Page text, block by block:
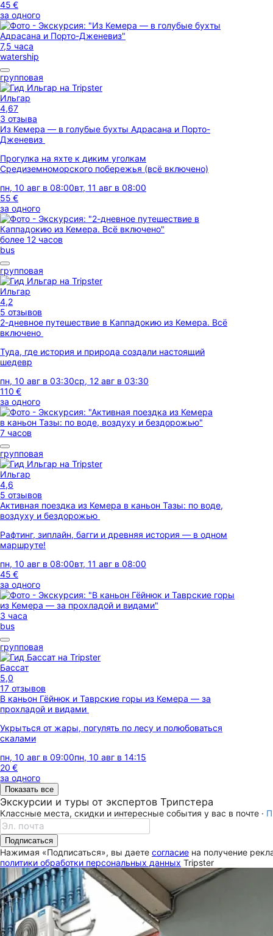
45 €
за одного
7,5 часа
watership
групповая
Ильгар
4,67
3 отзыва
Из Кемера — в голубые бухты Адрасана и Порто-
Дженевиз
Прогулка на яхте к диким уголкам
Средиземноморского побережья (всё включено)
пн, 10 авг в 08:00вт, 11 авг в 08:00
55 €
за одного
более 12 часов
bus
групповая
Ильгар
4,2
5 отзывов
2-дневное путешествие в Каппадокию из Кемера. Всё
включено
Туда, где история и природа создали настоящий
шедевр
пн, 10 авг в 03:30ср, 12 авг в 03:30
110 €
за одного
7 часов
групповая
Ильгар
4,6
5 отзывов
Активная поездка из Кемера в каньон Тазы: по воде,
воздуху и бездорожью
Рафтинг, зиплайн, багги и древняя история — в одном
маршруте!
пн, 10 авг в 08:00вт, 11 авг в 08:00
45 €
за одного
3 часа
bus
групповая
Бассат
5,0
17 отзывов
В каньон Гёйнюк и Таврские горы из Кемера — за
прохладой и видами
Укрыться от жары, погулять по лесу и полюбоваться
скалами
пн, 10 авг в 09:00пн, 10 авг в 14:15
20 €
за одного
Показать все
Экскурсии и туры от экспертов Трипстера
Классные места, скидки и интересные события у вас в почте ·
Подписаться
Нажимая «Подписаться», вы даете согласие на получение
политики обработки персональных данных Tripster